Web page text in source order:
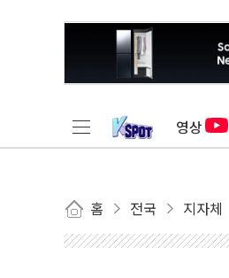
영상
홈 전국 지자체